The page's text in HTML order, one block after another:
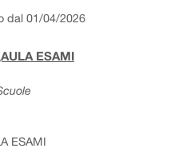
dal 01/04/2026
ESAMI
ESAMI